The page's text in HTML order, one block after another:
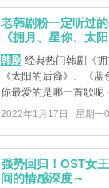
老韩剧粉一定听过
《拥月、星你、太
韩剧 经典热门韩剧《拥
《太阳的后裔》、《
你最爱的是哪一首歌呢
2022年1月17日 星期一
强势回归！OST女
间的情感深度～